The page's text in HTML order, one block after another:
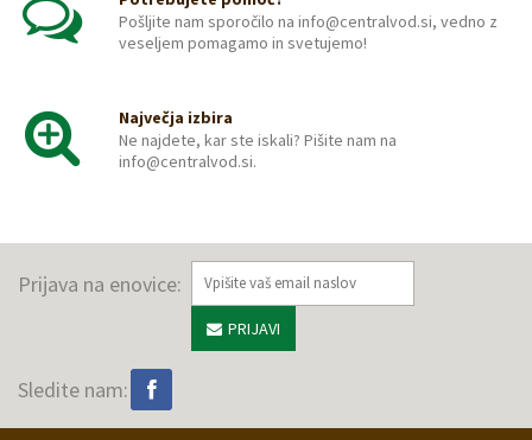
Pošljite nam sporočilo na info@centralvod.si, vedno z
veseljem pomagamo in svetujemo!
Največja izbira
Ne najdete, kar ste iskali? Pišite nam na
info@centralvod.si.
Prijava na enovice:
PRIJAVI
Sledite nam: